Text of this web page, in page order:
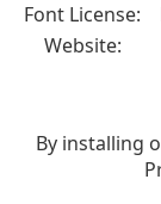
Font License:
Website:
By installing